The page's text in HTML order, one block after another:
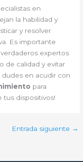
en
la habilidad y
y resolver
Es importante
expertos
de calidad y evitar
dudes en acudir con
para
tus dispositivos!
Entrada siguiente →